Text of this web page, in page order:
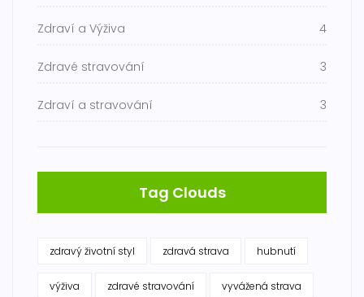
Zdraví a Výživa 4
Zdravé stravování 3
Zdraví a stravování 3
Tag Clouds
zdravý životní styl zdravá strava hubnutí
výživa zdravé stravování vyvážená strava